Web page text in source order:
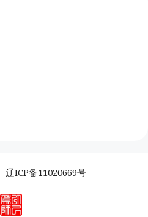
辽ICP备11020669号